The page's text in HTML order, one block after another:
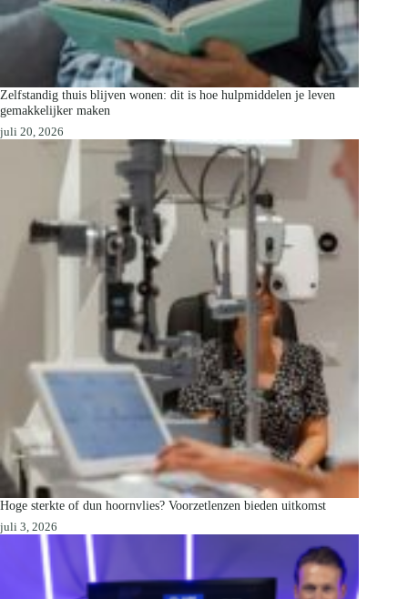
Zelfstandig thuis blijven wonen: dit is hoe hulpmiddelen je leven
gemakkelijker maken
juli 20, 2026
Hoge sterkte of dun hoornvlies? Voorzetlenzen bieden uitkomst
juli 3, 2026